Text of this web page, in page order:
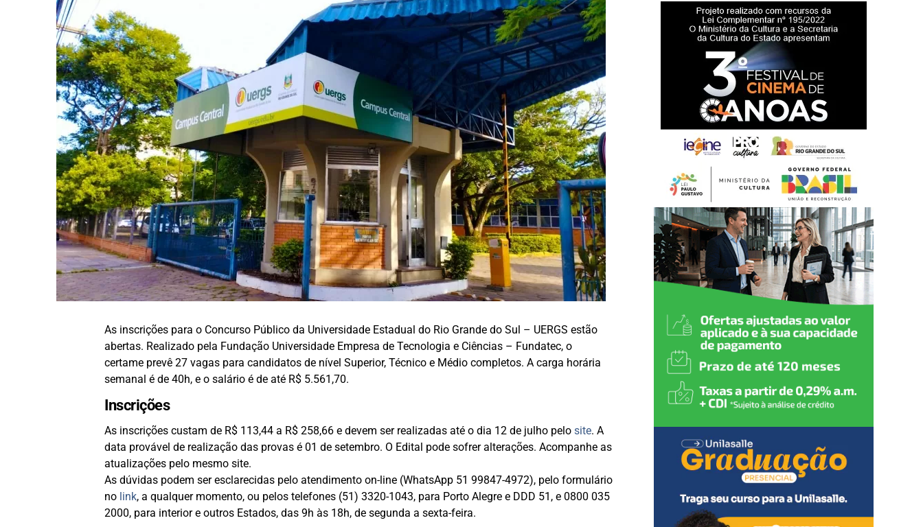
As inscrições para o Concurso Público da Universidade Estadual do Rio Grande do Sul – UERGS estão
abertas. Realizado pela Fundação Universidade Empresa de Tecnologia e Ciências – Fundatec, o
certame prevê 27 vagas para candidatos de nível Superior, Técnico e Médio completos. A carga horária
semanal é de 40h, e o salário é de até R$ 5.561,70.
Inscrições
As inscrições custam de R$ 113,44 a R$ 258,66 e devem ser realizadas até o dia 12 de julho pelo site. A
data provável de realização das provas é 01 de setembro. O Edital pode sofrer alterações. Acompanhe as
atualizações pelo mesmo site.
As dúvidas podem ser esclarecidas pelo atendimento on-line (WhatsApp 51 99847-4972), pelo formulário
no link, a qualquer momento, ou pelos telefones (51) 3320-1043, para Porto Alegre e DDD 51, e 0800 035
2000, para interior e outros Estados, das 9h às 18h, de segunda a sexta-feira.